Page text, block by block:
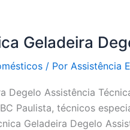
Geladeira
/ Por Assistência
Degelo Assistência
Paulista, técnicos
Geladeira Degelo